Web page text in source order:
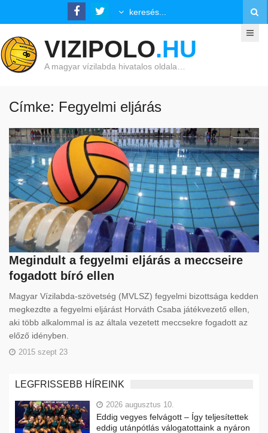
VIZIPOLO.HU
A magyar vízilabda hivatalos oldala…
Címke: Fegyelmi eljárás
Megindult a fegyelmi eljárás a meccseire
fogadott bíró ellen
Magyar Vízilabda-szövetség (MVLSZ) fegyelmi bizottsága kedden
megkezdte a fegyelmi eljárást Horváth Csaba játékvezető ellen,
aki több alkalommal is az általa vezetett meccsekre fogadott az
előző idényben.
2015 szept 23
LEGFRISSEBB HÍREINK
2026 augusztus 10.
Eddig vegyes felvágott – Így teljesítettek
eddig utánpótlás válogatottaink a nyáron